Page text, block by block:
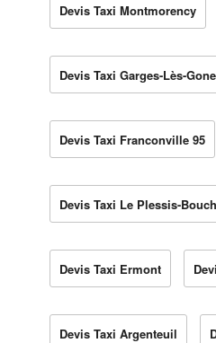
Devis Taxi Montmorency
Devis Taxi Garges-Lès-
Devis Taxi Franconville 95
Devis Taxi Le Plessis-
Devis Taxi Ermont
Devis Taxi Argenteuil